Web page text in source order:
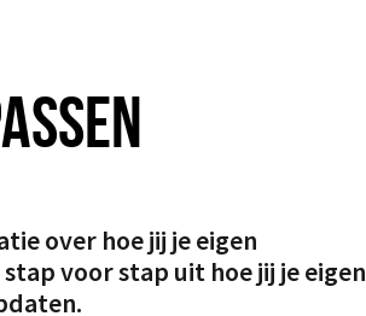
over hoe jij je eigen
voor stap uit hoe jij je eigen